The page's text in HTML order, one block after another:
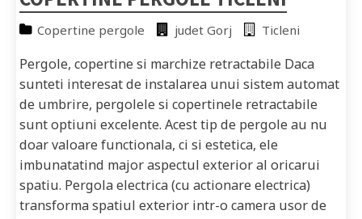
Copertine pergole judet Gorj Ticleni
Pergole, copertine si marchize retractabile Daca
sunteti interesat de instalarea unui sistem automat
de umbrire, pergolele si copertinele retractabile
sunt optiuni excelente. Acest tip de pergole au nu
doar valoare functionala, ci si estetica, ele
imbunatatind major aspectul exterior al oricarui
spatiu. Pergola electrica (cu actionare electrica)
transforma spatiul exterior intr-o camera usor de